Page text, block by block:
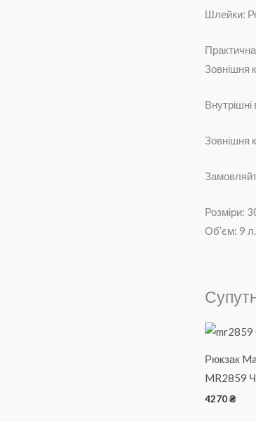
Шлейки:
Зовнішня
Зовнішня
Розміри:
Об’єм: 9 л.
Рюкзак
MR2859
4270₴